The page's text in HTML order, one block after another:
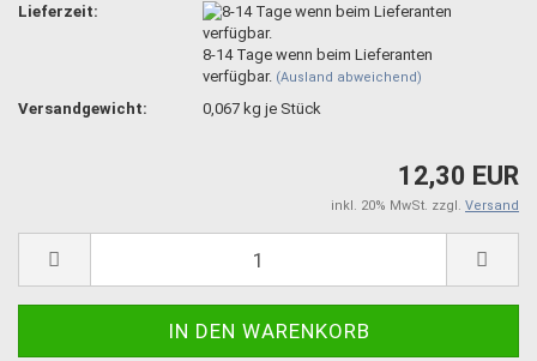
Lieferzeit:
8-14 Tage wenn beim Lieferanten
verfügbar. (Ausland abweichend)
Versandgewicht: 0,067 kg je Stück
12,30 EUR
inkl. 20% MwSt. zzgl. Versand